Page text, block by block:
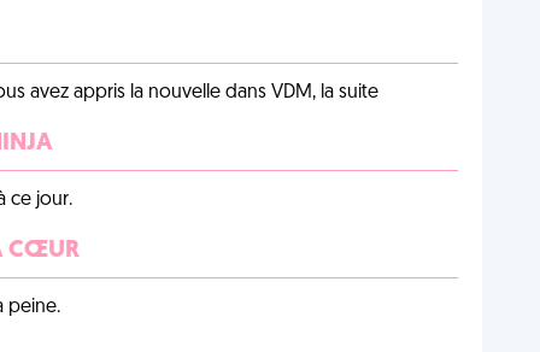
avez appris la nouvelle dans VDM, la suite
ce jour.
CŒUR
peine.